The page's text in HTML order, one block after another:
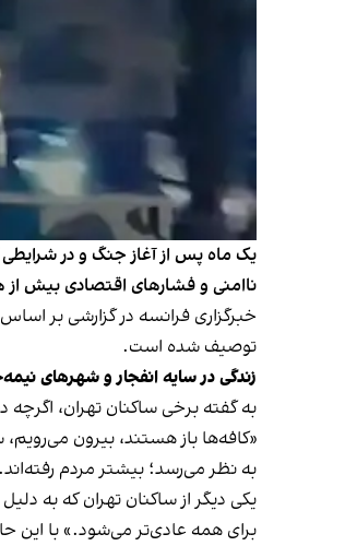
یک ماه پس از آغاز جنگ و در شرایطی
ناامنی و فشارهای اقتصادی بیش
خبرگزاری فرانسه در گزارشی بر
توصیف شده است.
زندگی در سایه انفجار و شهرهای
به گفته برخی ساکنان تهران،
به نظر می‌رسد؛ بیشتر مردم
یکی دیگر از ساکنان تهران که به
برای همه عادی‌تر می‌شود.» با این